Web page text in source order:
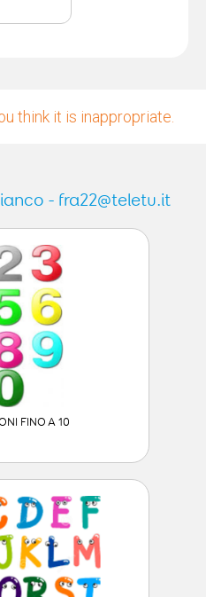
think it is inappropriate.
- fra22@teletu.it
FINO A 10